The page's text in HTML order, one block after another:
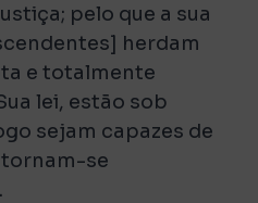
pelo que a sua
herdam
e totalmente
lei, estão sob
sejam capazes de
se